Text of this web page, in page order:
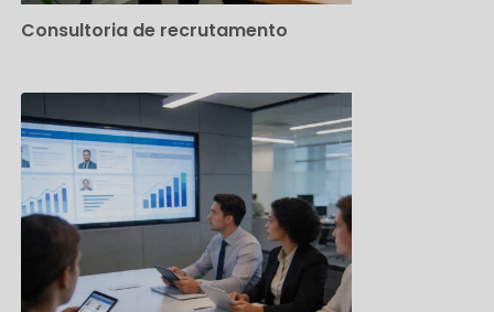
Consultoria de recrutamento